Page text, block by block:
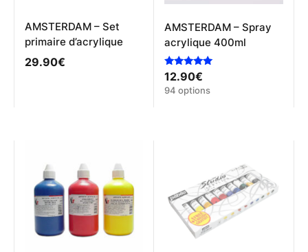
AMSTERDAM – Set
primaire d’acrylique
29.90€
AMSTERDAM – Spray
acrylique 400ml
Note
5.00
sur 5
12.90€
Ce
peuvent
être
choisies
94 options